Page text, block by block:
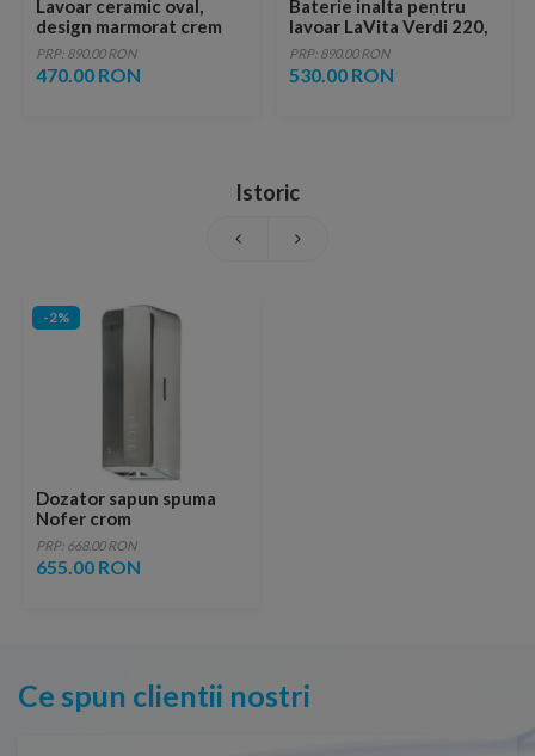
Lavoar ceramic oval,
design marmorat crem
lucios cu vene aurii,
ventil inclus
PRP: 890.00 RON
470.00 RON
Baterie inalta pentru
lavoar LaVita Verdi 220,
fara ventil, brushed
copper
PRP: 890.00 RON
530.00 RON
Istoric
-2%
Dozator sapun spuma
Nofer crom
PRP: 668.00 RON
655.00 RON
Ce spun clientii nostri